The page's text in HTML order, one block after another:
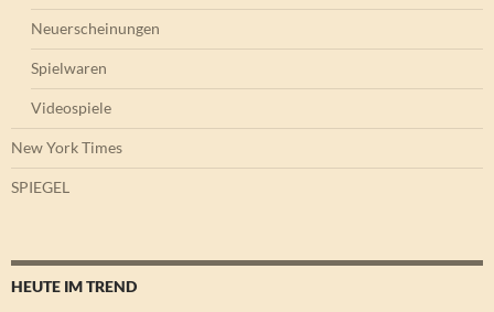
Neuerscheinungen
Spielwaren
Videospiele
New York Times
SPIEGEL
HEUTE IM TREND